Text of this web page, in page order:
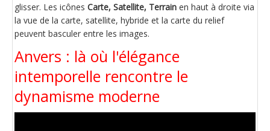
glisser. Les icônes Carte, Satellite, Terrain en haut à droite via
la vue de la carte, satellite, hybride et la carte du relief
peuvent basculer entre les images.
Anvers : là où l'élégance
intemporelle rencontre le
dynamisme moderne